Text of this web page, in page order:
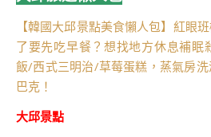
【韓國大邱景點美食懶人包】紅眼
了要先吃早餐？想找地方休息補眠
飯/西式三明治/草莓蛋糕，蒸氣房
巴克！
大邱景點